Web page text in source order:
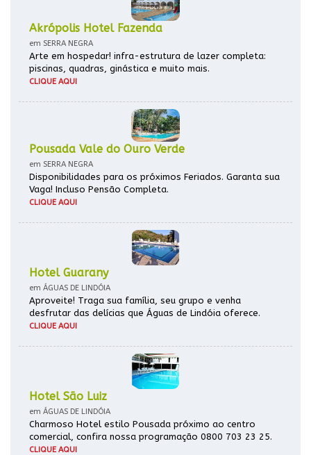
Akrópolis Hotel Fazenda
em SERRA NEGRA
Arte em hospedar! infra-estrutura de lazer completa:
piscinas, quadras, ginástica e muito mais.
CLIQUE AQUI
Pousada Vale do Ouro Verde
em SERRA NEGRA
Disponibilidades para os próximos Feriados. Garanta sua
Vaga! Incluso Pensão Completa.
CLIQUE AQUI
Hotel Guarany
em ÁGUAS DE LINDÓIA
Aproveite! Traga sua família, seu grupo e venha
desfrutar das delícias que Águas de Lindóia oferece.
CLIQUE AQUI
Hotel São Luiz
em ÁGUAS DE LINDÓIA
Charmoso Hotel estilo Pousada próximo ao centro
comercial, confira nossa programação 0800 703 23 25.
CLIQUE AQUI